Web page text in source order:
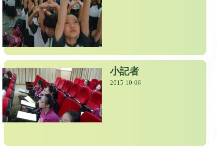
小記者
2015-10-06